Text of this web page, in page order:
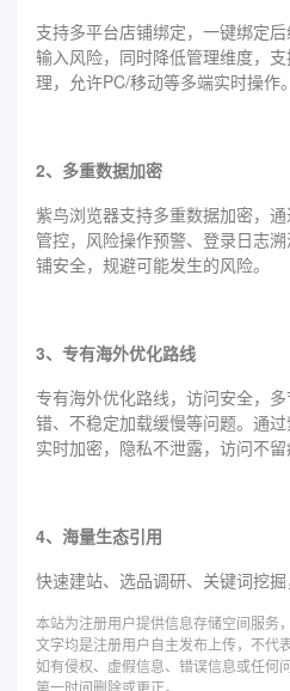
支持多平台店铺绑定，一键绑定
输入风险，同时降低管理维度，
理，允许PC/移动等多端实时操作。
2、多重数据加密
紫鸟浏览器支持多重数据加密，
管控，风险操作预警、登录日志
铺安全，规避可能发生的风险。
3、专有海外优化路线
专有海外优化路线，访问安全，
错、不稳定加载缓慢等问题。通
实时加密，隐私不泄露，访问不留
4、海量生态引用
快速建站、选品调研、关键词挖掘
本站为注册用户提供信息存储空间服务
文字均是注册用户自主发布上传，不代
如有侵权、虚假信息、错误信息或任何
第一时间删除或更正。